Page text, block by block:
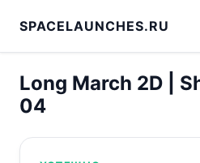
SPACELAUNCHES.RU
Long March 2D |
04